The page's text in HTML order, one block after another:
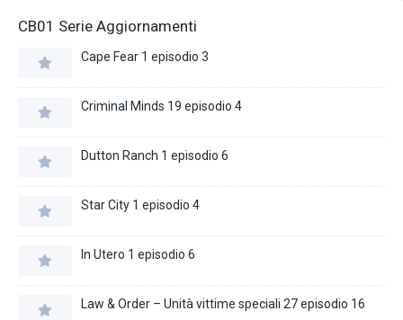
CB01 Serie Aggiornamenti
Cape Fear 1 episodio 3
Criminal Minds 19 episodio 4
Dutton Ranch 1 episodio 6
Star City 1 episodio 4
In Utero 1 episodio 6
Law & Order – Unità vittime speciali 27 episodio 16